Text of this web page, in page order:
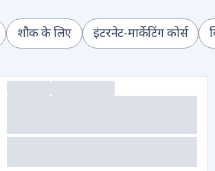
शौक के लिए इंटरनेट-मार्केटिंग कोर्स